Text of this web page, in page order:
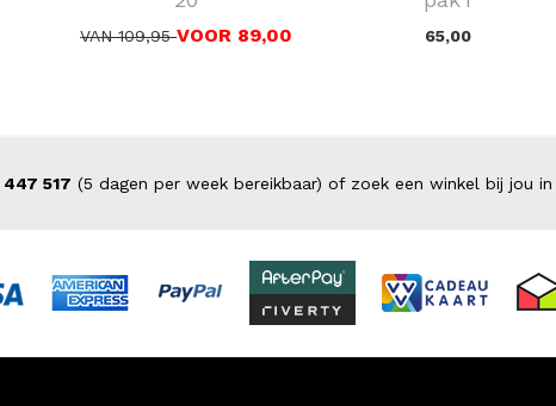
VAN 109,95VOOR 89,00 65,00
447 517 (5 dagen per week bereikbaar) of zoek een winkel bij jou